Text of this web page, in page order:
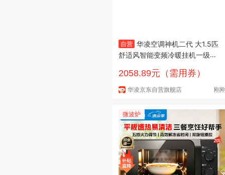
自营 华凌空调神机二代 大1.5匹
舒适风智能变频冷暖挂机一级能
以旧换新
2058.89元（需用券）
华凌京东自营旗舰店 刚
微波炉